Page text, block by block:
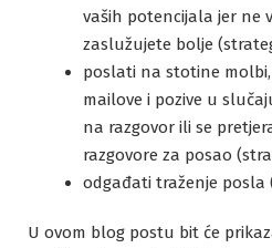
vaših potencijala jer ne
zaslužujete bolje
poslati na stotine
mailove i pozive u
na razgovor ili se
razgovore za posao
odgađati traženje posla
U ovom blog postu bit će